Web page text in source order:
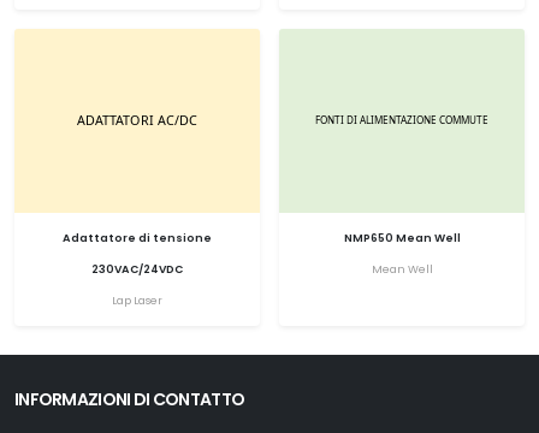
Adattatore di tensione
230VAC/24VDC
Lap Laser
NMP650 Mean Well
Mean Well
INFORMAZIONI DI CONTATTO